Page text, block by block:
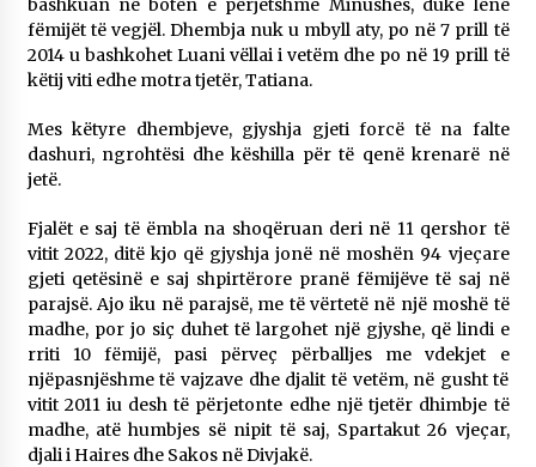
bashkuan në botën e përjetshme Minushes, duke lënë
fëmijët të vegjël. Dhembja nuk u mbyll aty, po në 7 prill të
2014 u bashkohet Luani vëllai i vetëm dhe po në 19 prill të
këtij viti edhe motra tjetër, Tatiana.
Mes këtyre dhembjeve, gjyshja gjeti forcë të na falte
dashuri, ngrohtësi dhe këshilla për të qenë krenarë në
jetë.
Fjalët e saj të ëmbla na shoqëruan deri në 11 qershor të
vitit 2022, ditë kjo që gjyshja jonë në moshën 94 vjeçare
gjeti qetësinë e saj shpirtërore pranë fëmijëve të saj në
parajsë. Ajo iku në parajsë, me të vërtetë në një moshë të
madhe, por jo siç duhet të largohet një gjyshe, që lindi e
rriti 10 fëmijë, pasi përveç përballjes me vdekjet e
njëpasnjëshme të vajzave dhe djalit të vetëm, në gusht të
vitit 2011 iu desh të përjetonte edhe një tjetër dhimbje të
madhe, atë humbjes së nipit të saj, Spartakut 26 vjeçar,
djali i Haires dhe Sakos në Divjakë.